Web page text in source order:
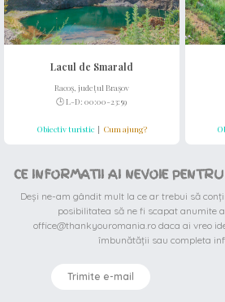
Lacul de Smarald
Racoș, județul Brașov
🕒 L-D: 00:00-23:59
Obiectiv turistic | Cum ajung?
CE INFORMATII AI NEVOIE
Deși ne-am gândit mult la ce ar trebui să
posibilitatea să ne fi scapat anumite
office@thankyouromania.ro daca ai vreo
îmbunătății sau completa
Trimite e-mail